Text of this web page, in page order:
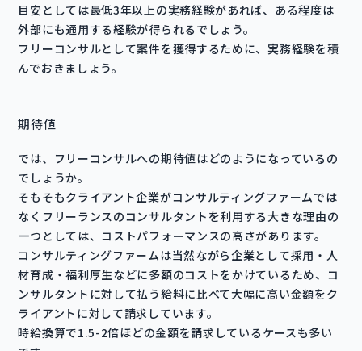
目安としては最低3年以上の実務経験があれば、ある程度は
外部にも通用する経験が得られるでしょう。
フリーコンサルとして案件を獲得するために、実務経験を積
んでおきましょう。
期待値
では、フリーコンサルへの期待値はどのようになっているの
でしょうか。
そもそもクライアント企業がコンサルティングファームでは
なくフリーランスのコンサルタントを利用する大きな理由の
一つとしては、コストパフォーマンスの高さがあります。
コンサルティングファームは当然ながら企業として採用・人
材育成・福利厚生などに多額のコストをかけているため、コ
ンサルタントに対して払う給料に比べて大幅に高い金額をク
ライアントに対して請求しています。
時給換算で1.5-2倍ほどの金額を請求しているケースも多い